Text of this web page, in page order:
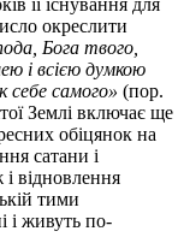
окреслити
Бога твого,
і всією думкою
самого» (пор.
Землі включає ще
обіцянок на
сатани і
відновлення
тими
і живуть по-